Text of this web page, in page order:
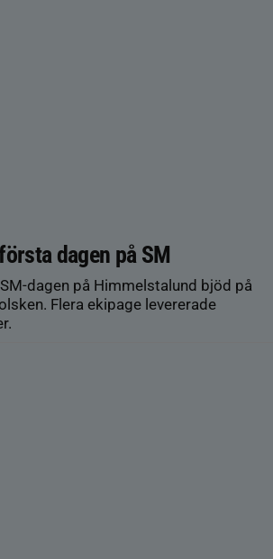
dagen på SM
dagen på Himmelstalund bjöd på
Flera ekipage levererade